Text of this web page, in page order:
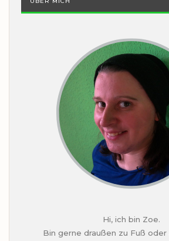
Hi, ich bin Zoe.
Bin gerne draußen zu Fuß oder